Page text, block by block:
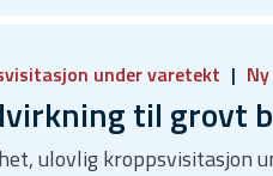
under varetekt
til grovt
ulovlig kroppsvisitasjon